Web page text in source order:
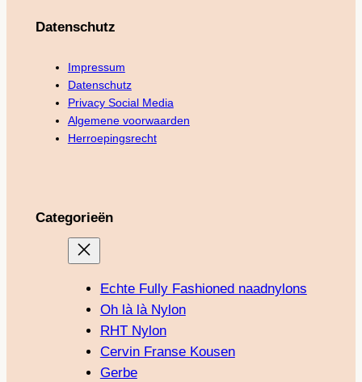
Datenschutz
Impressum
Datenschutz
Privacy Social Media
Algemene voorwaarden
Herroepingsrecht
Categorieën
Echte Fully Fashioned naadnylons
Oh là là Nylon
RHT Nylon
Cervin Franse Kousen
Gerbe